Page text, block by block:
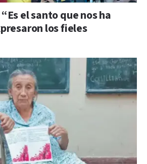
el santo que nos ha
los fieles